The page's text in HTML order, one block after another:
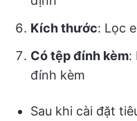
Kích thước: Lọc
Có tệp đính kèm:
đính kèm
Sau khi cài đặt